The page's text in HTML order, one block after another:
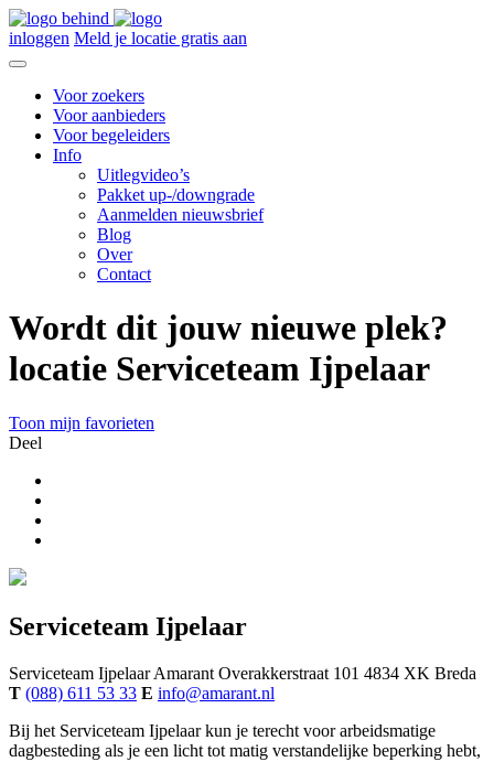
inloggen Meld je locatie gratis aan
Voor zoekers
Voor aanbieders
Voor begeleiders
Info
Uitlegvideo’s
Pakket up-/downgrade
Aanmelden nieuwsbrief
Blog
Over
Contact
Wordt dit jouw nieuwe plek?
locatie Serviceteam Ijpelaar
Toon mijn favorieten
Deel
Serviceteam Ijpelaar
Serviceteam Ijpelaar Amarant Overakkerstraat 101 4834 XK Breda
T (088) 611 53 33 E info@amarant.nl
Bij het Serviceteam Ijpelaar kun je terecht voor arbeidsmatige
dagbesteding als je een licht tot matig verstandelijke beperking hebt,